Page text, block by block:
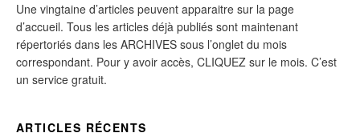
Une vingtaine d’articles peuvent apparaitre sur la page
d’accueil. Tous les articles déjà publiés sont maintenant
répertoriés dans les ARCHIVES sous l’onglet du mois
correspondant. Pour y avoir accès, CLIQUEZ sur le mois. C’est
un service gratuit.
ARTICLES RÉCENTS